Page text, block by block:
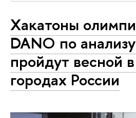
Хакатоны
DANO по
пройдут весной
городах России